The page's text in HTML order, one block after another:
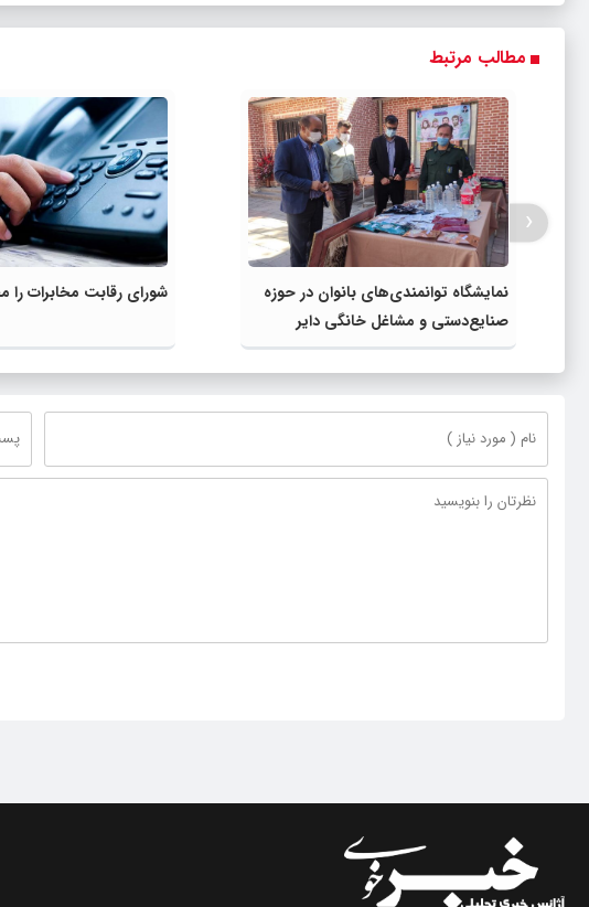
مطالب مرتبط
نمایشگاه توانمندی‌های بانوان در حوزه
صنایع‌دستی و مشاغل خانگی دایر
شد+تصاویر
شورای رقابت مخابرات را
‹